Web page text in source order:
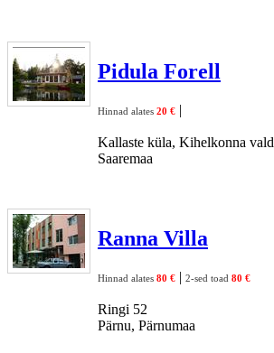
Pidula Forell
Hinnad alates 20 € |
Kallaste küla, Kihelkonna vald
Saaremaa
Ranna Villa
Hinnad alates 80 € | 2-sed toad 80 €
Ringi 52
Pärnu, Pärnumaa